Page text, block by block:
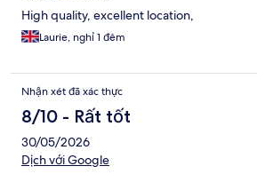
High quality, excellent location,
Laurie, nghỉ 1 đêm
Nhận xét đã xác thực
8/10 - Rất tốt
30/05/2026
Dịch với Google